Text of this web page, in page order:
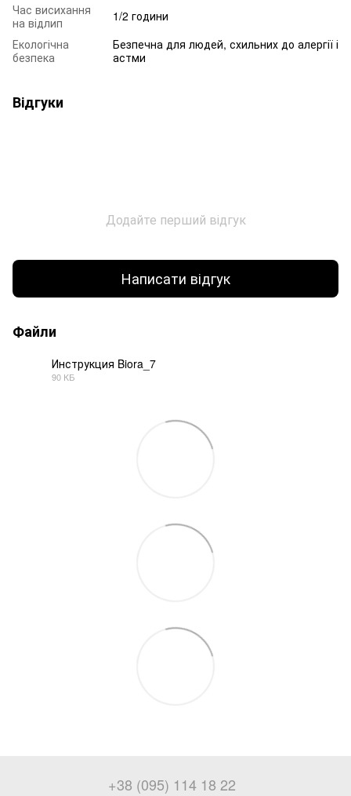
Час висихання
на відлип
1/2 години
Екологічна
безпека
Безпечна для людей, схильних до алергії і
астми
Відгуки
Додайте перший відгук
Написати відгук
Файли
Инструкция Biora_7
90 КБ
+38 (095) 114 18 22